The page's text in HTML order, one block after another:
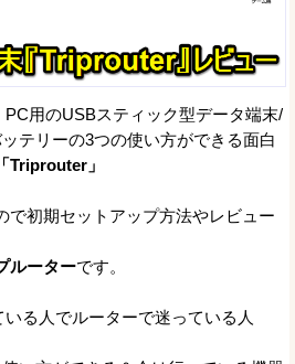
用のUSBスティック型データ端末/
テリーの3つの使い方ができる面白
「Triprouter」
で初期セットアップ方法やレビュー
ルーターです。
る人でルーターで迷っている人